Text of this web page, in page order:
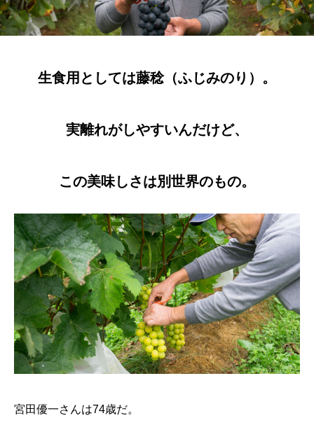
生食用としては藤稔（ふじみのり）。
実離れがしやすいんだけど、
この美味しさは別世界のもの。
宮田優一さんは74歳だ。